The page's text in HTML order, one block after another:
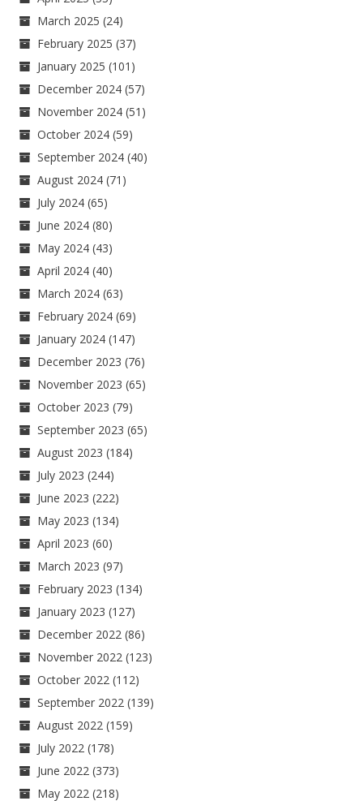
March 2025 (24)
February 2025 (37)
January 2025 (101)
December 2024 (57)
November 2024 (51)
October 2024 (59)
September 2024 (40)
August 2024 (71)
July 2024 (65)
June 2024 (80)
May 2024 (43)
April 2024 (40)
March 2024 (63)
February 2024 (69)
January 2024 (147)
December 2023 (76)
November 2023 (65)
October 2023 (79)
September 2023 (65)
August 2023 (184)
July 2023 (244)
June 2023 (222)
May 2023 (134)
April 2023 (60)
March 2023 (97)
February 2023 (134)
January 2023 (127)
December 2022 (86)
November 2022 (123)
October 2022 (112)
September 2022 (139)
August 2022 (159)
July 2022 (178)
June 2022 (373)
May 2022 (218)